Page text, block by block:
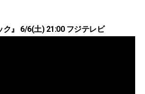
ク』 6/6(土) 21:00 フジテレビ